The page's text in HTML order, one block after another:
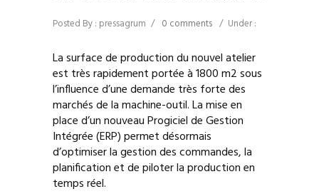
Posted By : pressagrum / 0 comments / Under :
La surface de production du nouvel atelier
est très rapidement portée à 1800 m2 sous
l’influence d’une demande très forte des
marchés de la machine-outil. La mise en
place d’un nouveau Progiciel de Gestion
Intégrée (ERP) permet désormais
d’optimiser la gestion des commandes, la
planification et de piloter la production en
temps réel.